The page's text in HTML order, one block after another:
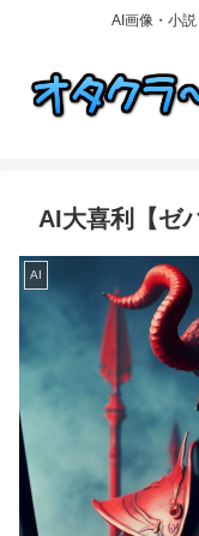
AI画像・小
AI大喜利【ゼ
AI